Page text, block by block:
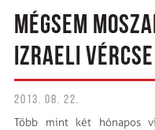
MÉGSEM
IZRAELI VÉRCSE
2013. 08. 22.
Több mint két hónapos